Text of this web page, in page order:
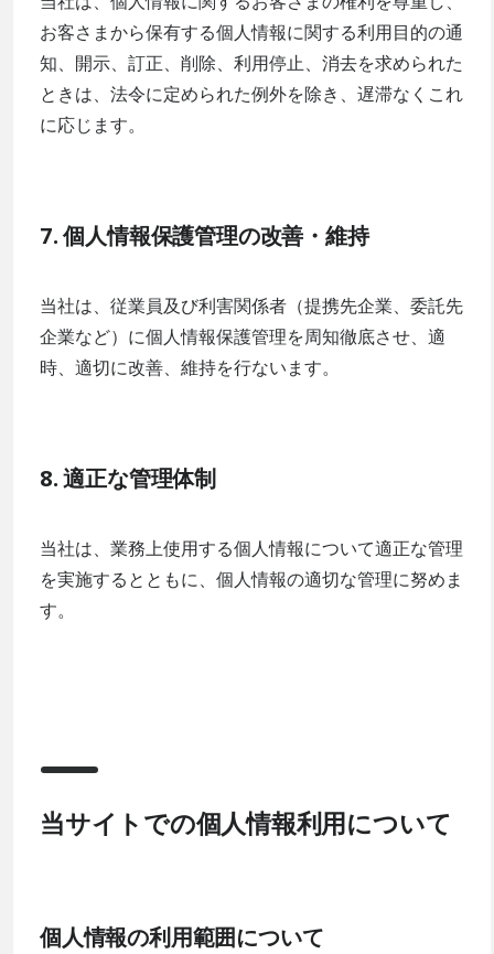
お客さまから保有する個人情報に関する利用目的の通
知、開示、訂正、削除、利用停止、消去を求められた
ときは、法令に定められた例外を除き、遅滞なくこれ
に応じます。
7. 個人情報保護管理の改善・維持
当社は、従業員及び利害関係者（提携先企業、委託先
企業など）に個人情報保護管理を周知徹底させ、適
時、適切に改善、維持を行ないます。
8. 適正な管理体制
当社は、業務上使用する個人情報について適正な管理
を実施するとともに、個人情報の適切な管理に努めま
す。
当サイトでの個人情報利用について
個人情報の利用範囲について